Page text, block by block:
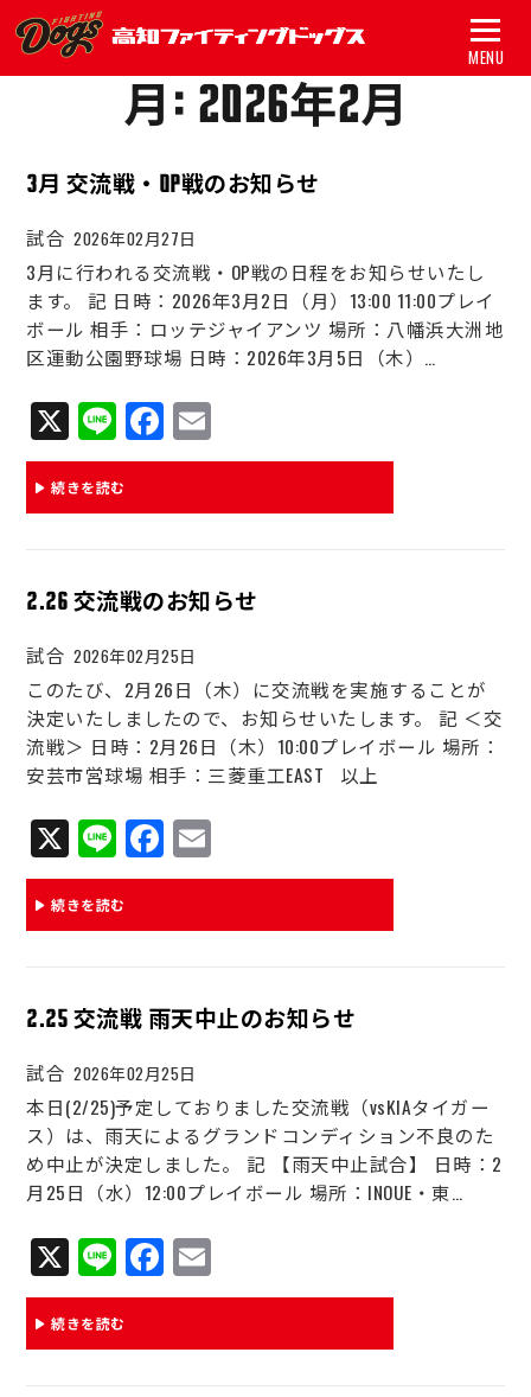
月: 2026年2月
3月 交流戦・OP戦のお知らせ
試合 2026年02月27日
3月に行われる交流戦・OP戦の日程をお知らせいたし
ます。 記 日時：2026年3月2日（月）13:00 11:00プレイ
ボール 相手：ロッテジャイアンツ 場所：八幡浜大洲地
区運動公園野球場 日時：2026年3月5日（木）…
X Li
ne
Fa
ce m
続きを読む
2.26 交流戦のお知らせ
試合 2026年02月25日
このたび、2月26日（木）に交流戦を実施することが
決定いたしましたので、お知らせいたします。 記 ＜交
流戦＞ 日時：2月26日（木）10:00プレイボール 場所：
安芸市営球場 相手：三菱重工EAST 以上
X Li
ne
Fa
ce m
続きを読む
2.25 交流戦 雨天中止のお知らせ
試合 2026年02月25日
本日(2/25)予定しておりました交流戦（vsKIAタイガー
ス）は、雨天によるグランドコンディション不良のた
め中止が決定しました。 記 【雨天中止試合】 日時：2
月25日（水）12:00プレイボール 場所：INOUE・東…
X Li
ne
Fa
ce m
続きを読む
MENU
試合
チーム
グッズ
スポンサー
アカデミー
初心者ガイド
新着情報